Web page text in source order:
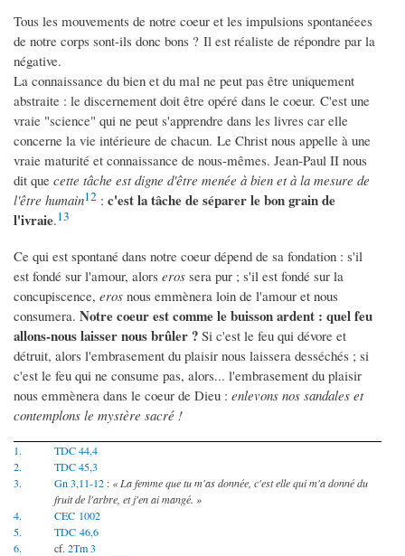
Tous les mouvements de notre coeur et les impulsions spontanéees
de notre corps sont-ils donc bons ? Il est réaliste de répondre par la
négative.
La connaissance du bien et du mal ne peut pas être uniquement
abstraite : le discernement doit être opéré dans le coeur. C'est une
vraie "science" qui ne peut s'apprendre dans les livres car elle
concerne la vie intérieure de chacun. Le Christ nous appelle à une
vraie maturité et connaissance de nous-mêmes. Jean-Paul II nous
dit que cette tâche est digne d'être menée à bien et à la mesure de
l'être humain12 : c'est la tâche de séparer le bon grain de
l'ivraie.13
Ce qui est spontané dans notre coeur dépend de sa fondation : s'il
est fondé sur l'amour, alors eros sera pur ; s'il est fondé sur la
concupiscence, eros nous emmènera loin de l'amour et nous
consumera. Notre coeur est comme le buisson ardent : quel feu
allons-nous laisser nous brûler ? Si c'est le feu qui dévore et
détruit, alors l'embrasement du plaisir nous laissera desséchés ; si
c'est le feu qui ne consume pas, alors... l'embrasement du plaisir
nous emmènera dans le coeur de Dieu : enlevons nos sandales et
contemplons le mystère sacré !
1.
TDC 44,4
2.
TDC 45,3
3.
Gn 3,11-12 : « La femme que tu m'as donnée, c'est elle qui m'a donné du
fruit de l'arbre, et j'en ai mangé. »
4.
CEC 1002
5.
TDC 46,6
6.
cf.2Tm 3